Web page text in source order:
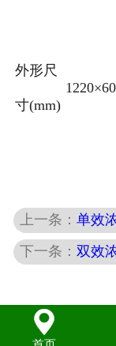
外形尺
寸(mm)
上一条：单效
下一条：双效
